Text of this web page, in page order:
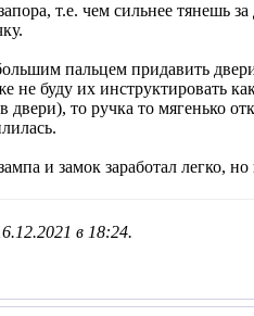
т.е. чем сильнее тянешь
пальцем придавить
буду их инструктировать
то ручка то мягенько
и замок заработал легко,
в 18:24.